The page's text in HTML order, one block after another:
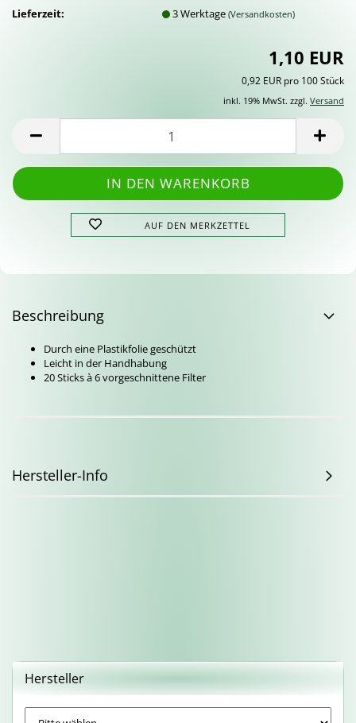
Lieferzeit:
3 Werktage(Versandkosten)
1,10 EUR
0,92 EUR pro 100 Stück
inkl. 19% MwSt. zzgl. Versand
AUF DEN MERKZETTEL
Beschreibung
Durch eine Plastikfolie geschützt
Leicht in der Handhabung
20 Sticks à 6 vorgeschnittene Filter
Hersteller-Info
Hersteller